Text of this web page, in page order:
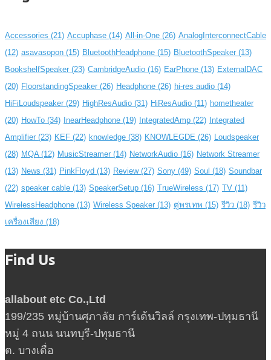
Accessories (21) Accuphase (14) All-in-One (26) AnalogInterconnectCable
(12) asavasopon (15) BluetoothHeadphone (15) BluetoothSpeaker (13)
BookshelfSpeaker (23) CambridgeAudio (16) EarPhone (13) ExternalDAC
(20) FloorstandingSpeaker (26) Headphone (26) hi-res audio (14)
HiFiLoudspeaker (29) HighResAudio (31) HiResAudio (11) hometheater
(20) HowTo (34) InearHeadphone (19) IntegratedAmp (22)
Integrated
Amplifier (23) KEF (22) knowledge (38) KNOWLEGDE (26) Loudspeaker
(28) MQA(12) MusicStreamer (14) NetworkAudio (16) Network Streamer
(13) News (31) PinkFloyd (13) Review(27) Sony (49) Soul (18) Soundbar
(22) speaker cable (13) SpeakerSetup (16) TrueWireless (17) TV (11)
WirelessHeadphone (13) Wireless Speaker (13) ตู่พรเทพ (15) รีวิว (18) รีวิว
เครื่องเสียง (18)
Find Us
allabout etc Co.,Ltd
199/235 หมู่บ้านศุภาลัย การ์เด้นวิลล์ กรุงเทพ-ปทุมธานี
หมู่ 4 ถนน นนทบุรี-ปทุมธานี
ต. บางเดื่อ